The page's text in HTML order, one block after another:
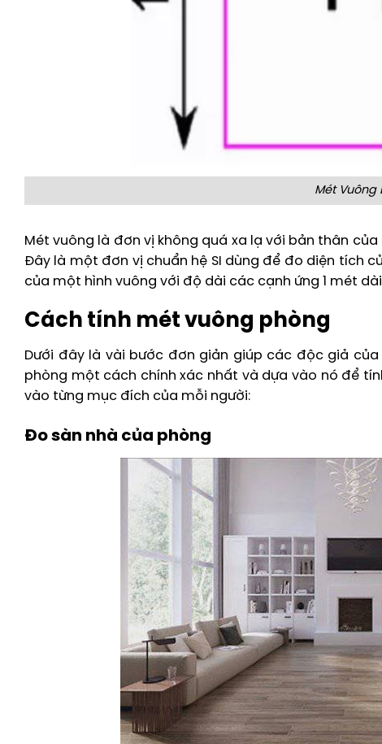
Mét Vuông
Mét vuông là đơn vị không quá xa lạ với bản thân
Đây là một đơn vị chuẩn hệ SI dùng để đo diện tích
của một hình vuông với độ dài các cạnh ứng 1 mét
Cách tính mét vuông phòng
Dưới đây là vài bước đơn giản giúp các độc giả
phòng một cách chính xác nhất và dựa vào nó để
vào từng mục đích của mỗi người:
Đo sàn nhà của phòng